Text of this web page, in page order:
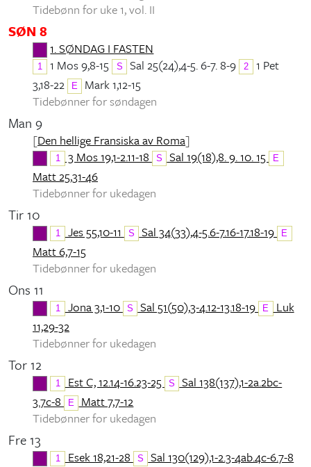
Tidebønn for uke 1, vol. II
SØN 8
1. SØNDAG I FASTEN
1 1 Mos 9,8-15 S Sal 25(24),4-5. 6-7. 8-9 2
1 Pet
3,18-22
E
Mark 1,12-15
Tidebønner for søndagen
Man 9
[Den hellige Fransiska av Roma]
1 3 Mos 19,1-2.11-18 S Sal 19(18),8. 9. 10. 15 E
Matt 25,31-46
Tidebønner for ukedagen
Tir 10
1 Jes 55,10-11 S Sal 34(33),4-5.6-7.16-17.18-19 E
Matt 6,7-15
Tidebønner for ukedagen
Ons 11
1 Jona 3,1-10 S Sal 51(50),3-4.12-13.18-19 E
Luk
11,29-32
Tidebønner for ukedagen
Tor 12
1 Est C, 12.14-16.23-25 S
Sal 138(137),1-2a.2bc-
3.7c-8
E
Matt 7,7-12
Tidebønner for ukedagen
Fre 13
1 Esek 18,21-28 S Sal 130(129),1-2.3-4ab.4c-6.7-8